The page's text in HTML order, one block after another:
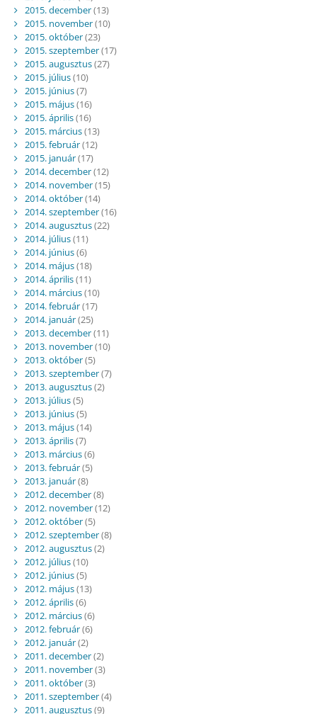
2015. december(13)
2015. november(10)
2015. október(23)
2015. szeptember(17)
2015. augusztus(27)
2015. július(10)
2015. június(7)
2015. május(16)
2015. április(16)
2015. március(13)
2015. február(12)
2015. január(17)
2014. december(12)
2014. november(15)
2014. október(14)
2014. szeptember(16)
2014. augusztus(22)
2014. július(11)
2014. június(6)
2014. május(18)
2014. április(11)
2014. március(10)
2014. február(17)
2014. január(25)
2013. december(11)
2013. november(10)
2013. október(5)
2013. szeptember(7)
2013. augusztus(2)
2013. július(5)
2013. június(5)
2013. május(14)
2013. április(7)
2013. március(6)
2013. február(5)
2013. január(8)
2012. december(8)
2012. november(12)
2012. október(5)
2012. szeptember(8)
2012. augusztus(2)
2012. július(10)
2012. június(5)
2012. május(13)
2012. április(6)
2012. március(6)
2012. február(6)
2012. január(2)
2011. december(2)
2011. november(3)
2011. október(3)
2011. szeptember(4)
2011. augusztus(9)